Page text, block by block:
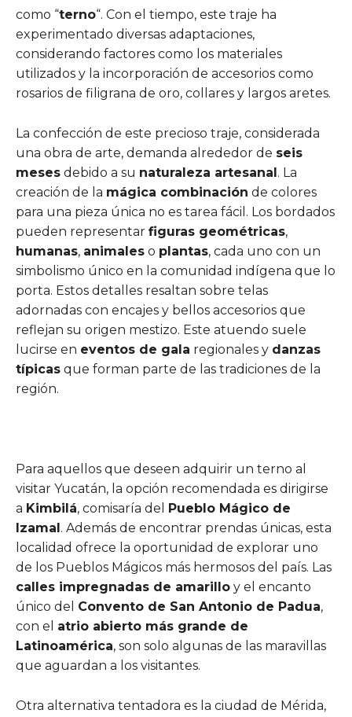
como “terno“. Con el tiempo, este traje ha
experimentado diversas adaptaciones,
considerando factores como los materiales
utilizados y la incorporación de accesorios como
rosarios de filigrana de oro, collares y largos aretes.
La confección de este precioso traje, considerada
una obra de arte, demanda alrededor de seis
meses debido a su naturaleza artesanal . La
creación de la mágica combinación de colores
para una pieza única no es tarea fácil. Los bordados
pueden representar figuras geométricas,
humanas, animales o plantas, cada uno con un
simbolismo único en la comunidad indígena que lo
porta. Estos detalles resaltan sobre telas
adornadas con encajes y bellos accesorios que
reflejan su origen mestizo. Este atuendo suele
lucirse en eventos de gala regionales y danzas
típicas que forman parte de las tradiciones de la
región.
Para aquellos que deseen adquirir un terno al
visitar Yucatán, la opción recomendada es dirigirse
a Kimbilá, comisaría del
Pueblo Mágico de
Izamal . Además de encontrar prendas únicas, esta
localidad ofrece la oportunidad de explorar uno
de los Pueblos Mágicos más hermosos del país. Las
calles impregnadas de amarillo y el encanto
único del Convento de San Antonio de Padua,
con el atrio abierto más grande de
Latinoamérica, son solo algunas de las maravillas
que aguardan a los visitantes.
Otra alternativa tentadora es la ciudad de Mérida,